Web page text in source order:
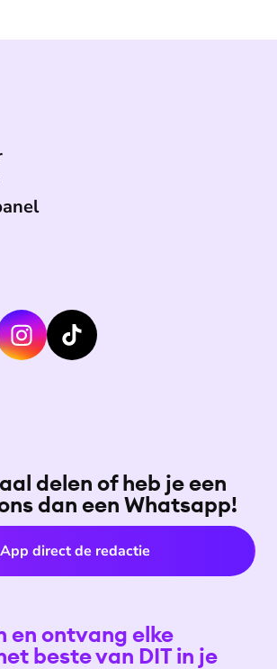
delen of heb je een
dan een Whatsapp!
App direct de redactie
en ontvang elke
beste van DIT in je